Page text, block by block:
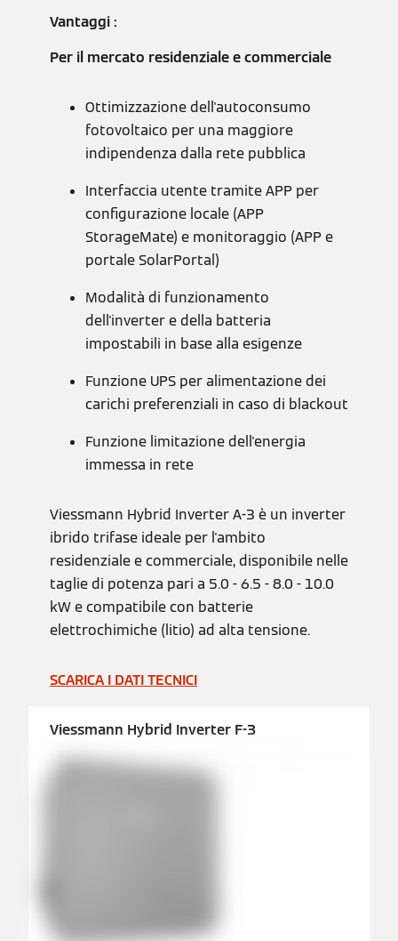
Vantaggi :
Per il mercato residenziale e commerciale
Ottimizzazione dell'autoconsumo
fotovoltaico per una maggiore
indipendenza dalla rete pubblica
Interfaccia utente tramite APP per
configurazione locale (APP
StorageMate) e monitoraggio (APP e
portale SolarPortal)
Modalità di funzionamento
dell'inverter e della batteria
impostabili in base alla esigenze
Funzione UPS per alimentazione dei
carichi preferenziali in caso di blackout
Funzione limitazione dell'energia
immessa in rete
Viessmann Hybrid Inverter A-3 è un inverter
ibrido trifase ideale per l'ambito
residenziale e commerciale, disponibile nelle
taglie di potenza pari a 5.0 - 6.5 - 8.0 - 10.0
kW e compatibile con batterie
elettrochimiche (litio) ad alta tensione.
SCARICA I DATI TECNICI
Viessmann Hybrid Inverter F-3